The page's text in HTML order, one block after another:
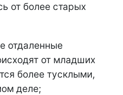
от более старых
отдаленные
от младших
более тусклыми,
деле;